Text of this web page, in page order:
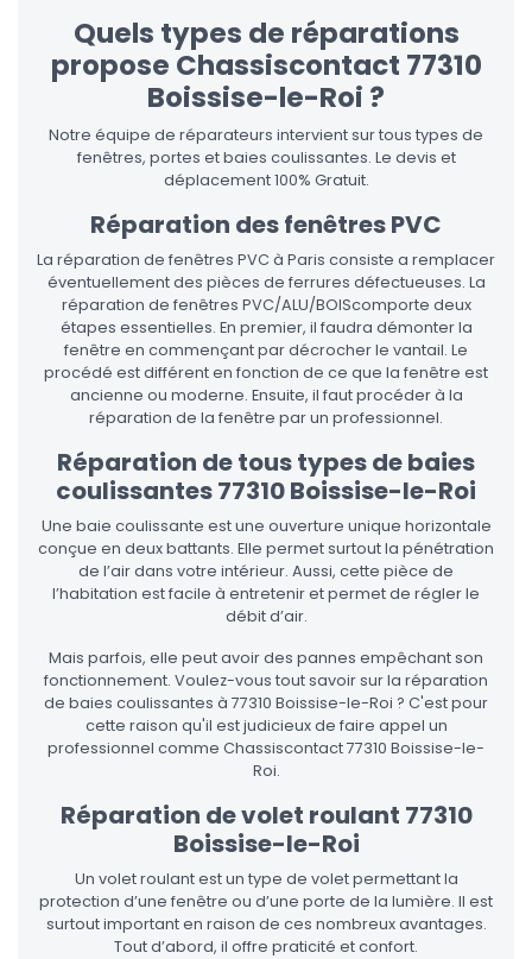
Quels types de réparations
propose Chassiscontact 77310
Boissise-le-Roi ?
Notre équipe de réparateurs intervient sur tous types de
fenêtres, portes et baies coulissantes. Le devis et
déplacement 100% Gratuit.
Réparation des fenêtres PVC
La réparation de fenêtres PVC à Paris consiste a remplacer
éventuellement des pièces de ferrures défectueuses. La
réparation de fenêtres PVC/ALU/BOIScomporte deux
étapes essentielles. En premier, il faudra démonter la
fenêtre en commençant par décrocher le vantail. Le
procédé est différent en fonction de ce que la fenêtre est
ancienne ou moderne. Ensuite, il faut procéder à la
réparation de la fenêtre par un professionnel.
Réparation de tous types de baies
coulissantes 77310 Boissise-le-Roi
Une baie coulissante est une ouverture unique horizontale
conçue en deux battants. Elle permet surtout la pénétration
de l’air dans votre intérieur. Aussi, cette pièce de
l’habitation est facile à entretenir et permet de régler le
débit d’air.
Mais parfois, elle peut avoir des pannes empêchant son
fonctionnement. Voulez-vous tout savoir sur la réparation
de baies coulissantes à 77310 Boissise-le-Roi ? C'est pour
cette raison qu'il est judicieux de faire appel un
professionnel comme Chassiscontact 77310 Boissise-le-
Roi.
Réparation de volet roulant 77310
Boissise-le-Roi
Un volet roulant est un type de volet permettant la
protection d’une fenêtre ou d’une porte de la lumière. Il est
surtout important en raison de ces nombreux avantages.
Tout d’abord, il offre praticité et confort.